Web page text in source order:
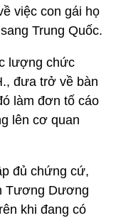
việc con gái họ
Trung Quốc.
lượng chức
đưa trở về bàn
làm đơn tố cáo
lên cơ quan
đủ chứng cứ,
Tương Dương
khi đang có